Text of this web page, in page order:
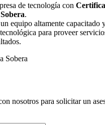
de tecnología con
.
equipo altamente capacitado
para proveer
nosotros para solicitar un